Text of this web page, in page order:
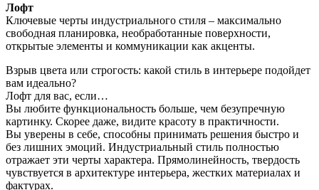
Лофт
Ключевые черты индустриального стиля – максимально
свободная планировка, необработанные поверхности,
открытые элементы и коммуникации как акценты.
Взрыв цвета или строгость: какой стиль в интерьере подойдет
вам идеально?
Лофт для вас, если…
Вы любите функциональность больше, чем безупречную
картинку. Скорее даже, видите красоту в практичности.
Вы уверены в себе, способны принимать решения быстро и
без лишних эмоций. Индустриальный стиль полностью
отражает эти черты характера. Прямолинейность, твердость
чувствуется в архитектуре интерьера, жестких материалах и
фактурах.